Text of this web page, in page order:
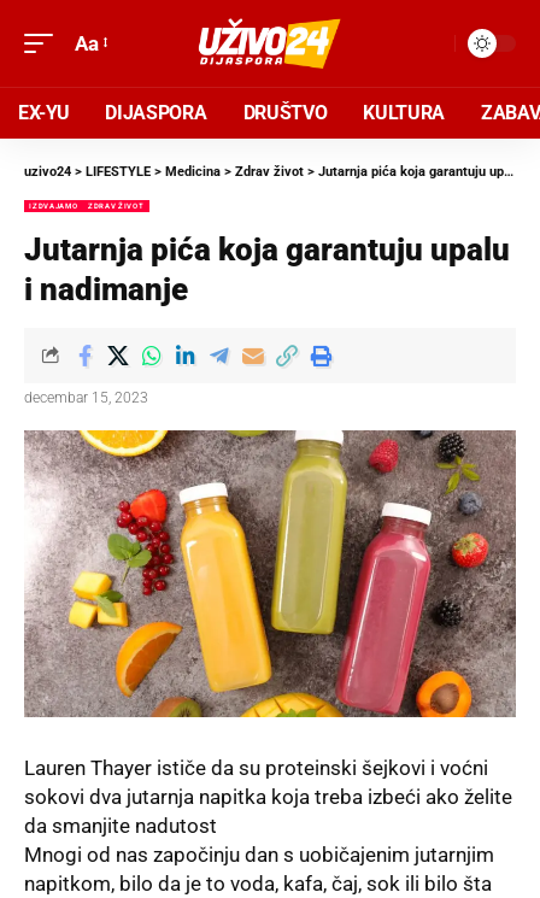
Aa
EX-YU DIJASPORA DRUŠTVO KULTURA
uzivo24 > LIFESTYLE > Medicina > Zdrav život > Jutarnja pića koja garantuju upalu i nadimanje
IZDVAJAMO ZDRAV ŽIVOT
Jutarnja pića koja garantuju upalu
i nadimanje
decembar 15, 2023
Lauren Thayer ističe da su proteinski šejkovi i voćni
sokovi dva jutarnja napitka koja treba izbeći ako želite
da smanjite nadutost
Mnogi od nas započinju dan s uobičajenim jutarnjim
napitkom, bilo da je to voda, kafa, čaj, sok ili bilo šta